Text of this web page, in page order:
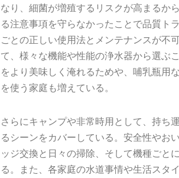
なり、細菌が増殖するリスクが高まるか
る注意事項を守らなかったことで品質ト
ごとの正しい使用法とメンテナンスが不
て、様々な機能や性能の浄水器から選ぶ
をより美味しく淹れるためや、哺乳瓶用
を使う家庭も増えている。
さらにキャンプや非常時用として、持ち
るシーンをカバーしている。安全性やお
ッジ交換と日々の掃除、そして機種ごと
る。また、各家庭の水道事情や生活スタ